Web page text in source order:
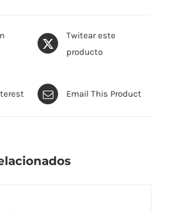
Twitear este
producto
Email This Product